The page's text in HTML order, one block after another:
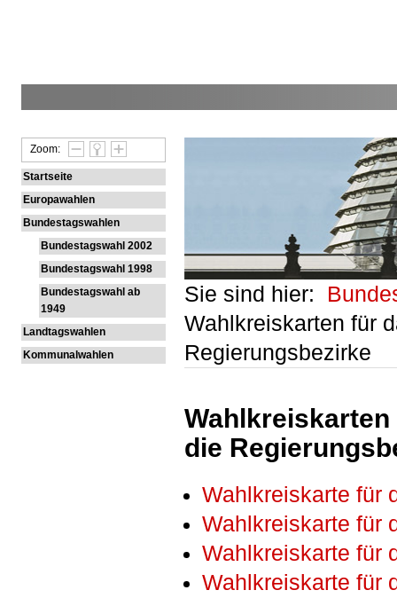
Zoom:
Startseite
Europawahlen
Bundestagswahlen
Bundestagswahl 2002
Bundestagswahl 1998
Bundestagswahl ab
1949
Landtagswahlen
Kommunalwahlen
Sie sind hier:
Wahlkreiskarten für
Regierungsbezirke
die
Wahlkreiskarte für
Wahlkreiskarte für
Wahlkreiskarte für
Wahlkreiskarte für